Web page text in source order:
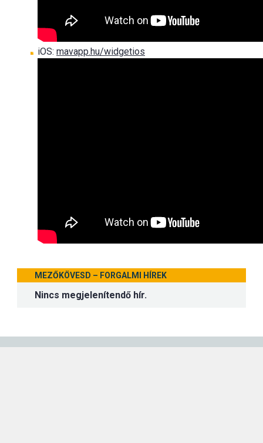
iOS: mavapp.hu/widgetios
MEZŐKÖVESD – FORGALMI HÍREK
Nincs megjelenítendő hír.